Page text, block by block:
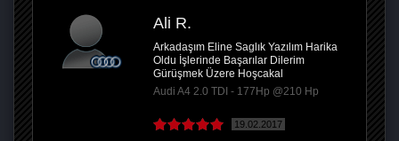
Ali R.
Arkadaşım Eline Saglık Yazılım Harika
Oldu İşlerinde Başarılar Dilerim
Gürüşmek Üzere Hoşcakal
Audi A4 2.0 TDI - 177Hp @210 Hp
19.02.2017